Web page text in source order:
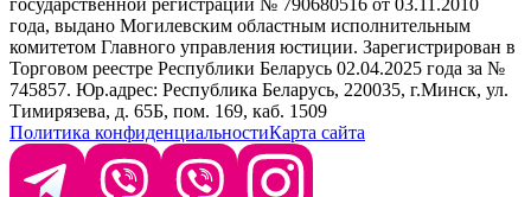
Офис: г. Минск, ул. Тимирязева 65Б, офис 1509
Склад: г. Минск, ул. Домбровская, 15
Время работы: пн–чт 9:00–17:30, пт 9:00–17:00
года, выдано Могилевским областным исполнительным
комитетом Главного управления юстиции. Зарегистрирован в
Торговом реестре Республики Беларусь 02.04.2025 года за №
745857. Юр.адрес: Республика Беларусь, 220035, г.Минск, ул.
Тимирязева, д. 65Б, пом. 169, каб. 1509
Политика конфиденциальностиКарта сайта